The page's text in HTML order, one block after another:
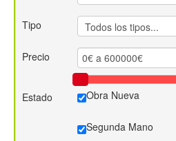
Tipo
Precio
Estado Obra Nueva
Segunda Mano